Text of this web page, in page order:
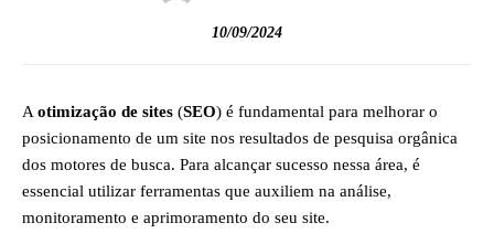
10/09/2024
A otimização de sites (SEO) é fundamental para melhorar o
posicionamento de um site nos resultados de pesquisa orgânica
dos motores de busca. Para alcançar sucesso nessa área, é
essencial utilizar ferramentas que auxiliem na análise,
monitoramento e aprimoramento do seu site.